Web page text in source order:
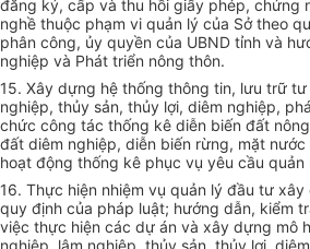
đăng ký, cấp và thu hồi giấy phép, chứng
nghề thuộc phạm vi quản lý của Sở theo
phân công, ủy quyền của UBND tỉnh và
nghiệp và Phát triển nông thôn.
15. Xây dựng hệ thống thông tin, lưu trữ
nghiệp, thủy sản, thủy lợi, diêm nghiệp,
chức công tác thống kê diễn biến đất
đất diêm nghiệp, diễn biến rừng, mặt nước
hoạt động thống kê phục vụ yêu cầu quản
16. Thực hiện nhiệm vụ quản lý đầu tư
quy định của pháp luật; hướng dẫn, kiểm
việc thực hiện các dự án và xây dựng mô h
nghiệp, lâm nghiệp, thủy sản, thủy lợi,